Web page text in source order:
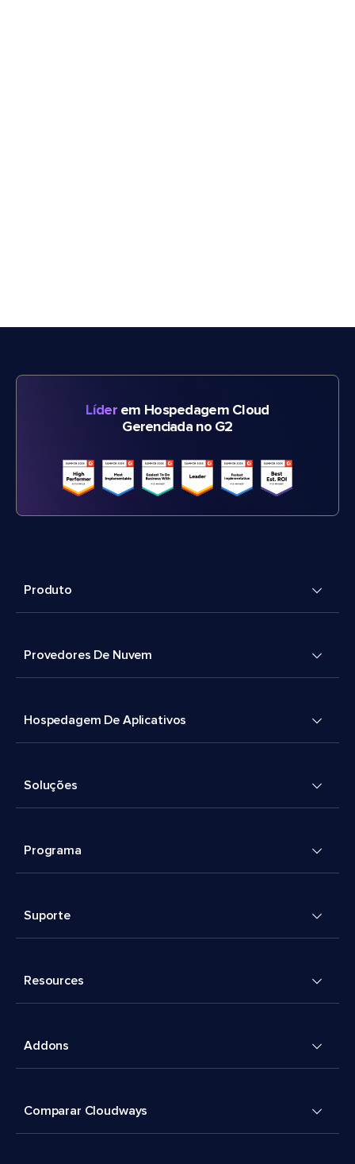
Líderem Hospedagem Cloud
Gerenciada no G2
Produto
Provedores De Nuvem
Hospedagem De Aplicativos
Soluções
Programa
Suporte
Resources
Addons
Comparar Cloudways